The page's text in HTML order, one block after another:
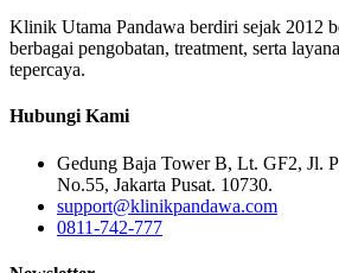
Klinik Utama Pandawa berdiri sejak 2012
berbagai pengobatan, treatment, serta
tepercaya.
Hubungi Kami
Gedung Baja Tower B, Lt. GF2, Jl.
No.55, Jakarta Pusat. 10730.
support@klinikpandawa.com
0811-742-777